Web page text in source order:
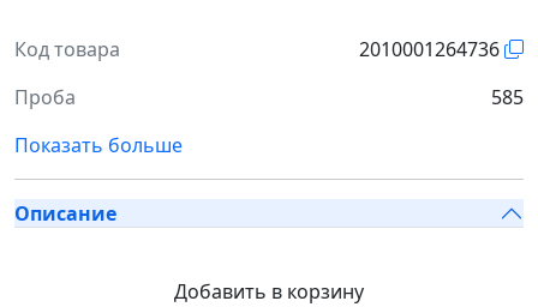
Код товара
2010001264736
Проба
585
Показать больше
Описание
Добавить в корзину